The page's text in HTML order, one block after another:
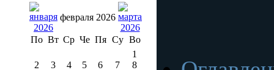
февраля 2026
По Вт Ср Че Пя Су Во
1
2
3 4 5 6 7
8